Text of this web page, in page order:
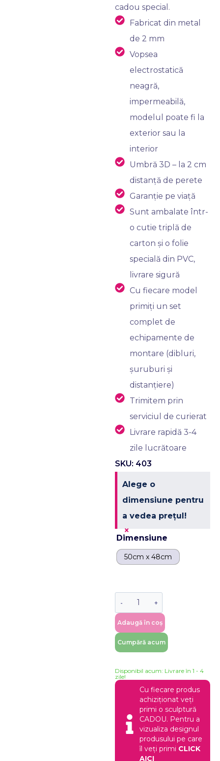
cadou special.
Fabricat din metal
de 2 mm
Vopsea
electrostatică
neagră,
impermeabilă,
modelul poate fi la
exterior sau la
interior
Umbră 3D – la 2 cm
distanță de perete
Garanție pe viață
Sunt ambalate într-
o cutie triplă de
carton și o folie
specială din PVC,
livrare sigură
Cu fiecare model
primiți un set
complet de
echipamente de
montare (dibluri,
șuruburi și
distanțiere)
Trimitem prin
serviciul de curierat
Livrare rapidă 3-4
zile lucrătoare
SKU: 403
Alege o
dimensiune pentru
a vedea prețul!
×
Dimensiune
50cm x 48cm
Adaugă în coș
Cumpără acum
Disponibil acum: Livrare în 1 - 4
zile!
Cu fiecare produs
achiziționat veți
primi o sculptură
CADOU. Pentru a
vizualiza designul
produsului pe care
îl veți primi CLICK
AICI